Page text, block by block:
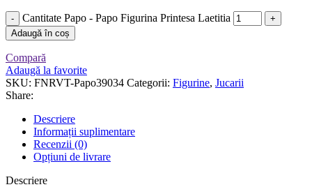
Cantitate Papo - Papo Figurina Printesa Laetitia
Adaugă în coș
Compară
Adaugă la favorite
SKU: FNRVT-Papo39034 Categorii: Figurine, Jucarii
Share:
Descriere
Informații suplimentare
Recenzii (0)
Opțiuni de livrare
Descriere